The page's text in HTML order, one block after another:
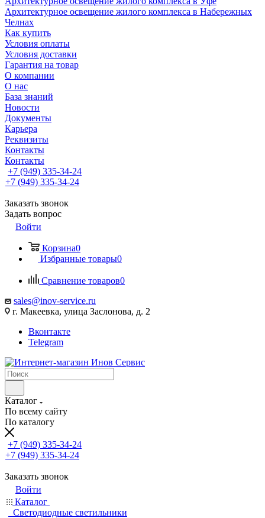
Архитектурное освещение жилого комплекса в Набережных
Челнах
Как купить
Условия оплаты
Условия доставки
Гарантия на товар
О компании
О нас
База знаний
Новости
Документы
Карьера
Реквизиты
Контакты
Контакты
+7 (949) 335-34-24
+7 (949) 335-34-24
Заказать звонок
Задать вопрос
Войти
Корзина0
Избранные товары0
Сравнение товаров0
sales@inov-service.ru
г. Макеевка, улица Заслонова, д. 2
Вконтакте
Telegram
Каталог
По всему сайту
По каталогу
+7 (949) 335-34-24
+7 (949) 335-34-24
Заказать звонок
Войти
Каталог
Светодиодные светильники